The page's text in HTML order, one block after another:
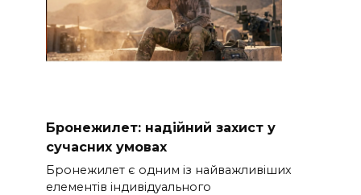
Бронежилет: надійний захист у
сучасних умовах
Бронежилет є одним із найважливіших
елементів індивідуального